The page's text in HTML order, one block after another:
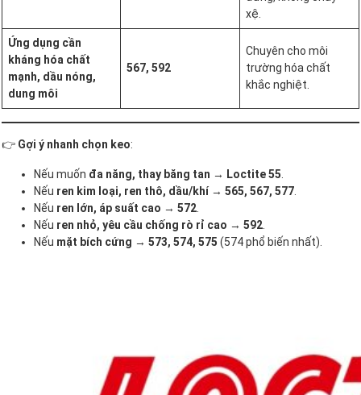
xệ.
Ứng dụng cần
kháng hóa chất
mạnh, dầu nóng,
dung môi
567, 592
Chuyên cho môi
trường hóa chất
khắc nghiệt.
👉 Gợi ý nhanh chọn keo:
Nếu muốn đa năng, thay băng tan → Loctite 55
Nếu ren kim loại, ren thô, dầu/khí→ 565, 567, 577
Nếu ren lớn, áp suất cao → 572
Nếu ren nhỏ, yêu cầu chống rò rỉ cao → 592
Nếu mặt bích cứng → 573, 574, 575 (574 phổ biến nhất).